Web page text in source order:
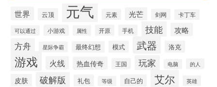
世界 云顶 元气 元素 光芒 剑网 卡丁车
可以通过 小游戏 属性 开原 手机 技能 攻略
方舟 星际争霸 最终幻想 模式 武器 洛克
游戏 火线 热血传奇 王国 玩家 电脑 的人
皮肤 破解版 礼包 等级 自己的 艾尔 英雄